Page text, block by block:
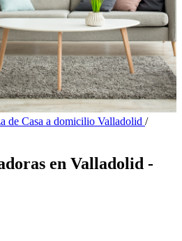
de Casa a domicilio Valladolid /
en Valladolid -